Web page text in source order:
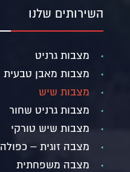
השירותים שלנו
מצבות גרניט
מצבות מאבן טבעית
מצבות שיש
מצבות גרניט שחור
מצבות שיש טורקי
מצבה זוגית – כפולה
מצבה משפחתית